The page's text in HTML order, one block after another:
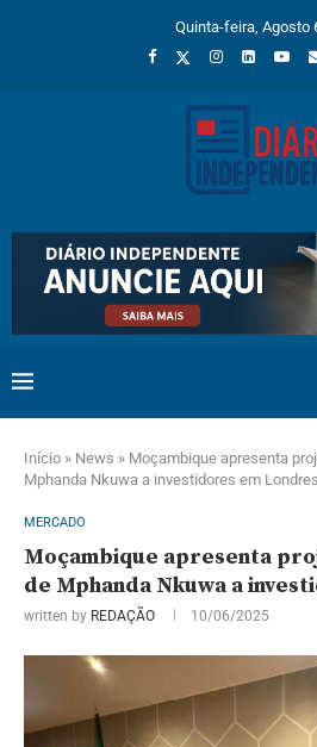
Quinta-feira, Agosto
Início » News » Moçambique apresenta
Mphanda Nkuwa a investidores em Londres
MERCADO
Moçambique apresenta
de Mphanda Nkuwa a
written by REDAÇÃO 10/06/2025